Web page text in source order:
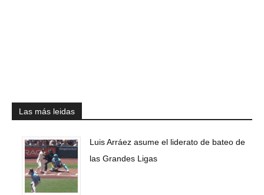
Las más leidas
Luis Arráez asume el liderato de bateo de
las Grandes Ligas